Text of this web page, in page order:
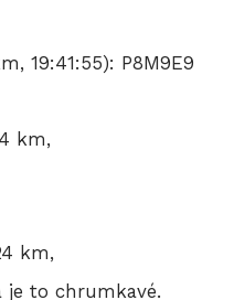
19:41:55): P8M9E9
km,
km,
je to chrumkavé.